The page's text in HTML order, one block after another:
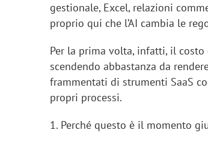
gestionale, Excel, relazioni
proprio qui che l’AI cambia le
Per la prima volta, infatti, il
scendendo abbastanza da
frammentati di strumenti SaaS
propri processi.
1. Perché questo è il momento